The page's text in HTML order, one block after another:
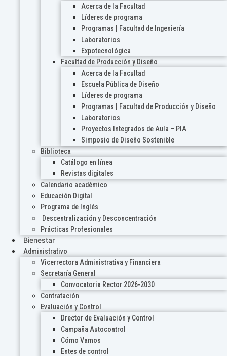
Acerca de la Facultad
Líderes de programa
Programas | Facultad de Ingeniería
Laboratorios
Expotecnológica
Facultad de Producción y Diseño
Acerca de la Facultad
Escuela Pública de Diseño
Líderes de programa
Programas | Facultad de Producción y Diseño
Laboratorios
Proyectos Integrados de Aula – PIA
Simposio de Diseño Sostenible
Biblioteca
Catálogo en línea
Revistas digitales
Calendario académico
Educación Digital
Programa de Inglés
Descentralización y Desconcentración
Prácticas Profesionales
Bienestar
Administrativo
Vicerrectora Administrativa y Financiera
Secretaría General
Convocatoria Rector 2026-2030
Contratación
Evaluación y Control
Drector de Evaluación y Control
Campaña Autocontrol
Cómo Vamos
Entes de control